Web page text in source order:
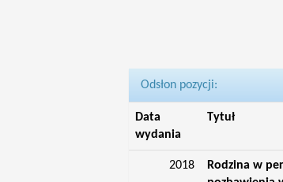
Odsłon pozycji:
Data
wydania
Tytuł
2018
Rodzina w